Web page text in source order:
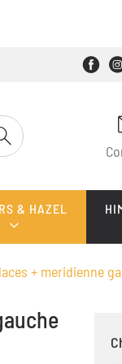
& HAZEL
+ meridienne